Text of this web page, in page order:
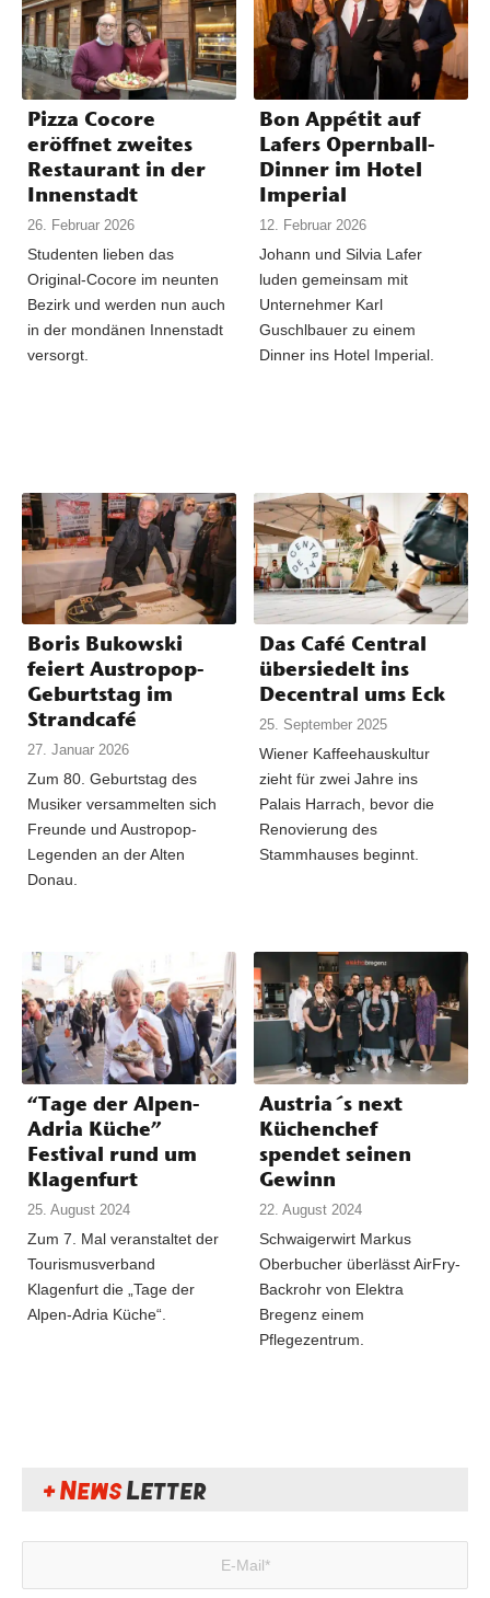
Pizza Cocore
eröffnet zweites
Restaurant in der
Innenstadt
26. Februar 2026
Studenten lieben das
Original-Cocore im neunten
Bezirk und werden nun auch
in der mondänen Innenstadt
versorgt.
Bon Appétit auf
Lafers Opernball-
Dinner im Hotel
Imperial
12. Februar 2026
Johann und Silvia Lafer
luden gemeinsam mit
Unternehmer Karl
Guschlbauer zu einem
Dinner ins Hotel Imperial.
Boris Bukowski
feiert Austropop-
Geburtstag im
Strandcafé
27. Januar 2026
Zum 80. Geburtstag des
Musiker versammelten sich
Freunde und Austropop-
Legenden an der Alten
Donau.
Das Café Central
übersiedelt ins
Decentral ums Eck
25. September 2025
Wiener Kaffeehauskultur
zieht für zwei Jahre ins
Palais Harrach, bevor die
Renovierung des
Stammhauses beginnt.
“Tage der Alpen-
Adria Küche”
Festival rund um
Klagenfurt
25. August 2024
Zum 7. Mal veranstaltet der
Tourismusverband
Klagenfurt die „Tage der
Alpen-Adria Küche“.
Austria´s next
Küchenchef
spendet seinen
Gewinn
22. August 2024
Schwaigerwirt Markus
Oberbucher überlässt AirFry-
Backrohr von Elektra
Bregenz einem
Pflegezentrum.
+ News Letter